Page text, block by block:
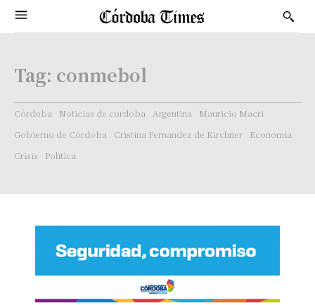
Tag: conmebol
Córdoba Noticias de cordoba Argentina
Mauricio Macri
Gobierno de Córdoba
Cristina Fernandez de Kirchner
Economía
Crisis
Politica